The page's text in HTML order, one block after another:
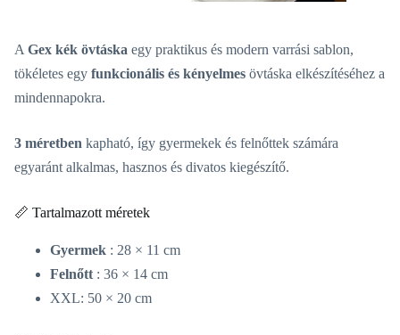
A Gex kék övtáska egy praktikus és modern varrási sablon,
tökéletes egy funkcionális és kényelmes övtáska elkészítéséhez a
mindennapokra.
3 méretben kapható, így gyermekek és felnőttek számára
egyaránt alkalmas, hasznos és divatos kiegészítő.
📏 Tartalmazott méretek
Gyermek : 28 × 11 cm
Felnőtt : 36 × 14 cm
XXL: 50 × 20 cm